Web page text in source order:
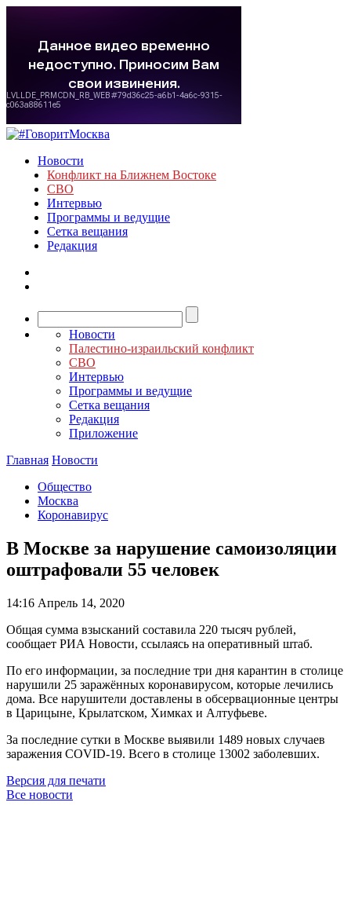
Новости
Конфликт на Ближнем Востоке
СВО
Интервью
Программы и ведущие
Сетка вещания
Редакция
Новости
Палестино-израильский конфликт
СВО
Интервью
Программы и ведущие
Сетка вещания
Редакция
Приложение
Главная Новости
Общество
Москва
Коронавирус
В Москве за нарушение самоизоляции
оштрафовали 55 человек
14:16 Апрель 14, 2020
Общая сумма взысканий составила 220 тысяч рублей,
сообщает РИА Новости, ссылаясь на оперативный штаб.
По его информации, за последние три дня карантин в столице
нарушили 25 заражённых коронавирусом, которые лечились
дома. Все нарушители доставлены в обсервационные центры
в Царицыне, Крылатском, Химках и Алтуфьеве.
За последние сутки в Москве выявили 1489 новых случаев
заражения COVID-19. Всего в столице 13002 заболевших.
Версия для печати
Все новости